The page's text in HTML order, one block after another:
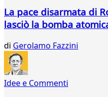
La pace disarmata di
lasciò la bomba
di Gerolamo Fazzini
Idee e Commenti